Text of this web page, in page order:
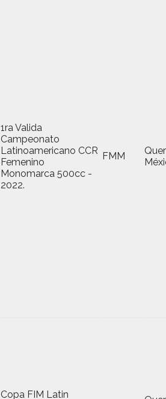
1ra Valida
Campeonato
Latinoamericano CCR
Femenino
Monomarca 500cc -
2022.
FMM
Copa FIM Latin